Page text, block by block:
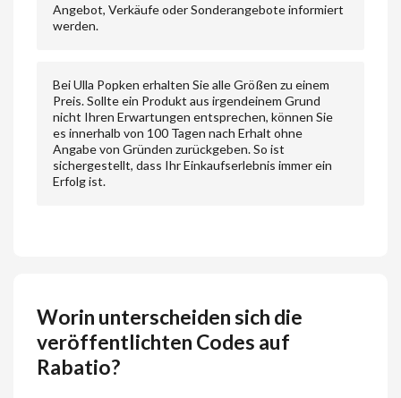
Angebot, Verkäufe oder Sonderangebote informiert
werden.
Bei Ulla Popken erhalten Sie alle Größen zu einem
Preis. Sollte ein Produkt aus irgendeinem Grund
nicht Ihren Erwartungen entsprechen, können Sie
es innerhalb von 100 Tagen nach Erhalt ohne
Angabe von Gründen zurückgeben. So ist
sichergestellt, dass Ihr Einkaufserlebnis immer ein
Erfolg ist.
Worin unterscheiden sich die
veröffentlichten Codes auf
Rabatio?